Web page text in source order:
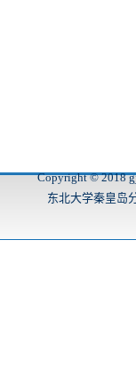
Copyright © 2018
东北大学秦皇岛